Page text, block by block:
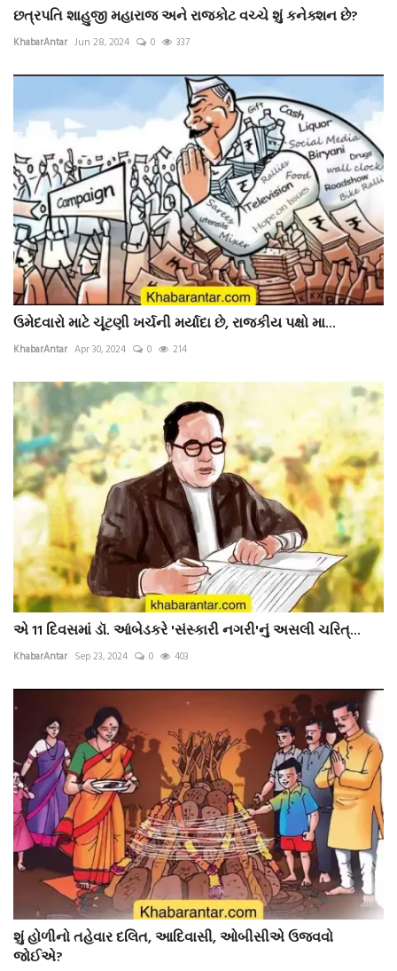
છત્રપતિ શાહુજી મહારાજ અને રાજકોટ વચ્ચે શું કનેક્શન છે?
KhabarAntar Jun 28, 2024 0 337
ઉમેદવારો માટે ચૂંટણી ખર્ચની મર્યાદા છે, રાજકીય પક્ષો મા...
KhabarAntar Apr 30, 2024 0 214
એ 11 દિવસમાં ડૉ. આંબેડકરે 'સંસ્કારી નગરી'નું અસલી ચરિત્...
KhabarAntar Sep 23, 2024 0 403
શું હોળીનો તહેવાર દલિત, આદિવાસી, ઓબીસીએ ઉજવવો
જોઈએ?